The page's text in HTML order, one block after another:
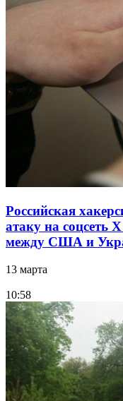
Российская
атаку на соцсеть
между США и
13 марта
10:58